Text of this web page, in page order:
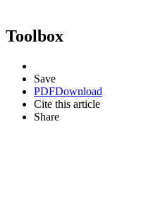
Toolbox
Save
PDFDownload
Cite this article
Share